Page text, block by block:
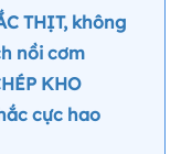
THỊT, không
nồi cơm
KHO
cực hao